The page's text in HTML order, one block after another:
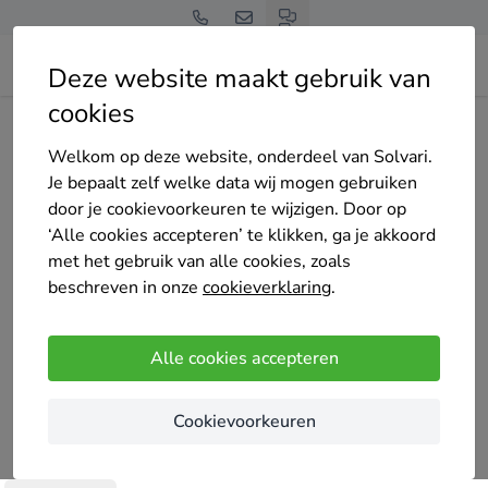
Deze website maakt gebruik van
cookies
Welkom op deze website, onderdeel van Solvari.
Je bepaalt zelf welke data wij mogen gebruiken
door je cookievoorkeuren te wijzigen. Door op
‘Alle cookies accepteren’ te klikken, ga je akkoord
met het gebruik van alle cookies, zoals
beschreven in onze cookieverklaring.
Alle cookies accepteren
Cookievoorkeuren
Home Bedrijven overzicht
Geja Kozijnen
tuindeuren, dakkapellen, schuifpuien, dakramen,